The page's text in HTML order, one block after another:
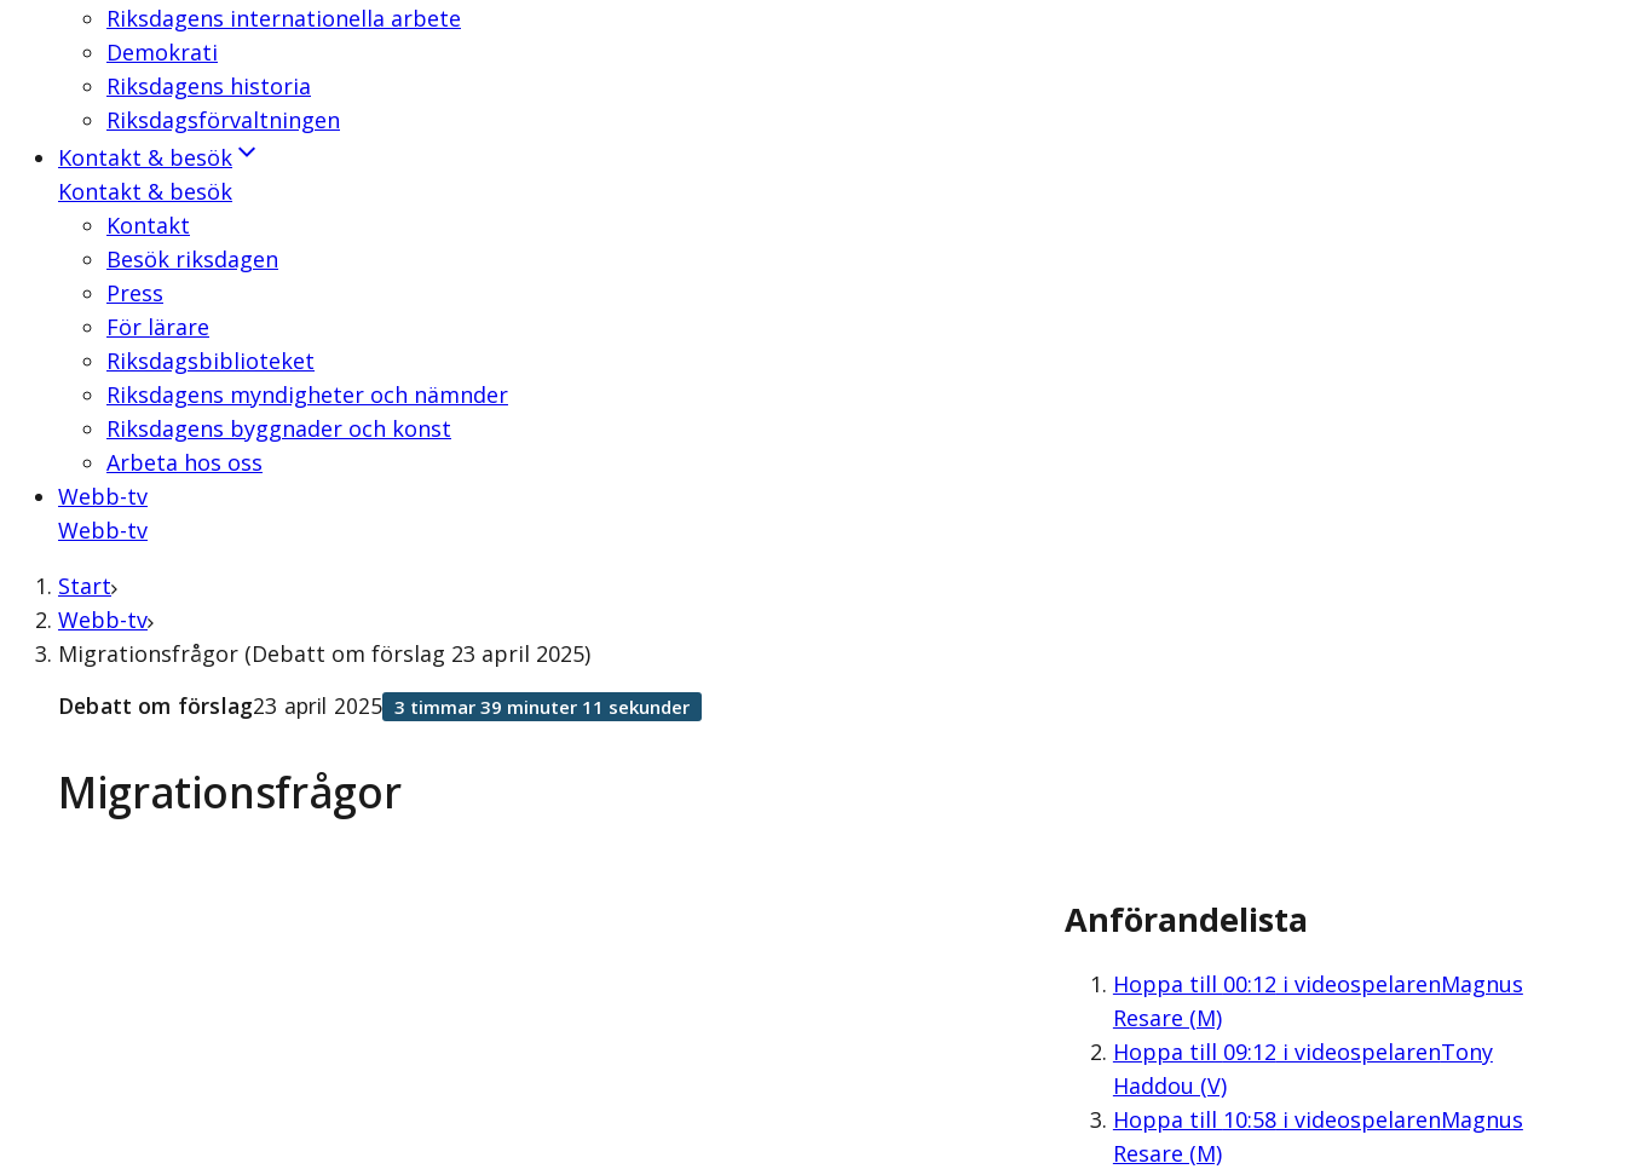
Riksdagens internationella arbete
Demokrati
Riksdagens historia
Riksdagsförvaltningen
Kontakt & besök
Kontakt & besök
Kontakt
Besök riksdagen
Press
För lärare
Riksdagsbiblioteket
Riksdagens myndigheter och nämnder
Riksdagens byggnader och konst
Arbeta hos oss
Webb-tv
Webb-tv
Start
Webb-tv
Migrationsfrågor (Debatt om förslag 23 april 2025)
Migrationsfrågor
Debatt om förslag23 april 2025 3 timmar 39 minuter 11 sekunder
Anförandelista
Hoppa till 00:12 i videospelarenMagnus
Resare (M)
Hoppa till 09:12 i videospelarenTony
Haddou (V)
Hoppa till 10:58i videospelarenMagnus
Resare (M)